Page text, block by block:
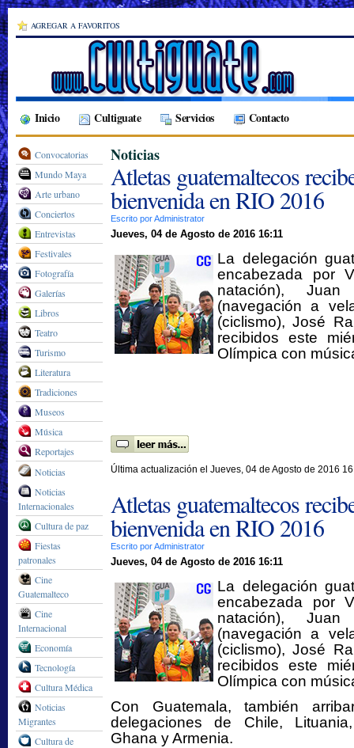
AGREGAR A FAVORITOS
Inicio Cultiguate Servicios Contacto
Noticias
Atletas guatemaltecos
bienvenida en RIO 2016
Escrito por Administrator
Jueves, 04 de Agosto de 2016 16:11
La delegación
encabezada por
natación),
(navegación a
(ciclismo), José
recibidos este
Olímpica con
Última actualización el Jueves, 04 de Agosto de 2016
Atletas guatemaltecos
bienvenida en RIO 2016
Escrito por Administrator
Jueves, 04 de Agosto de 2016 16:11
La delegación
encabezada por
natación),
(navegación a
(ciclismo), José
recibidos este
Olímpica con
Con Guatemala, también
delegaciones de Chile,
Ghana y Armenia.
Convocatorias
Mundo Maya
Arte urbano
Conciertos
Entrevistas
Festivales
Fotografía
Galerías
Libros
Teatro
Turismo
Literatura
Tradiciones
Museos
Música
Reportajes
Noticias
Noticias
Internacionales
Cultura de paz
Fiestas
patronales
Cine
Guatemalteco
Cine
Internacional
Economía
Tecnología
Cultura Médica
Noticias
Migrantes
Cultura de